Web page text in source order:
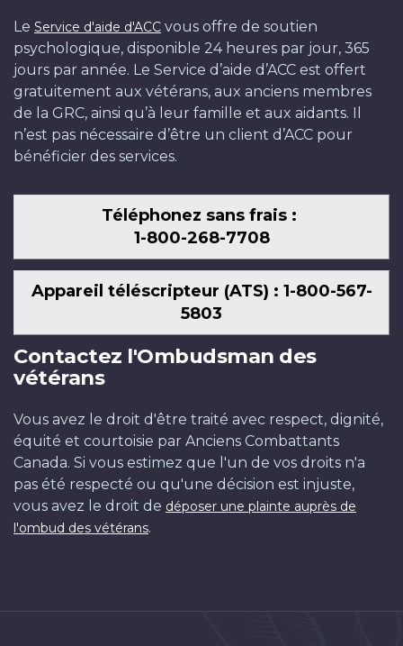
Le Service d'aide d'ACC vous offre de soutien
psychologique, disponible 24 heures par jour, 365
jours par année. Le Service d’aide d’ACC est offert
gratuitement aux vétérans, aux anciens membres
de la GRC, ainsi qu’à leur famille et aux aidants. Il
n’est pas nécessaire d’être un client d’ACC pour
bénéficier des services.
Téléphonez sans frais :
1-800-268-7708
Appareil téléscripteur (ATS) : 1-800-567-
5803
Contactez l'Ombudsman des
vétérans
Vous avez le droit d'être traité avec respect, dignité,
équité et courtoisie par Anciens Combattants
Canada. Si vous estimez que l'un de vos droits n'a
pas été respecté ou qu'une décision est injuste,
vous avez le droit de déposer une plainte auprès de
l'ombud des vétérans.